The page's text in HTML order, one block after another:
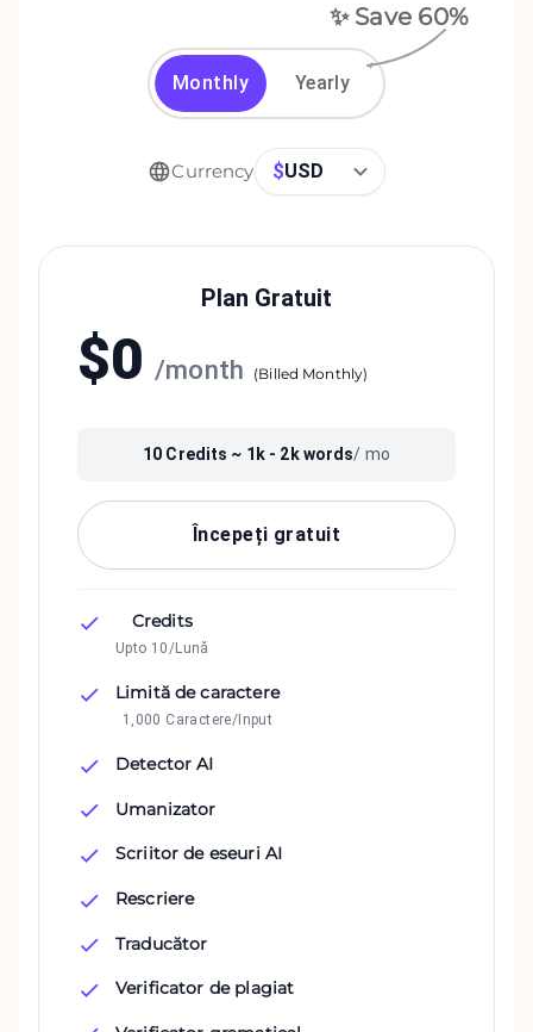
✨ Save 60%
Monthly Yearly
Currency $USD
Plan Gratuit
$0 /month (Billed Monthly)
10 Credits ~ 1k - 2kwords/ mo
Începeți gratuit
Credits
Upto 10/Lună
Limită de caractere
1,000 Caractere/Input
Detector AI
Umanizator
Scriitor de eseuri AI
Rescriere
Traducător
Verificator de plagiat